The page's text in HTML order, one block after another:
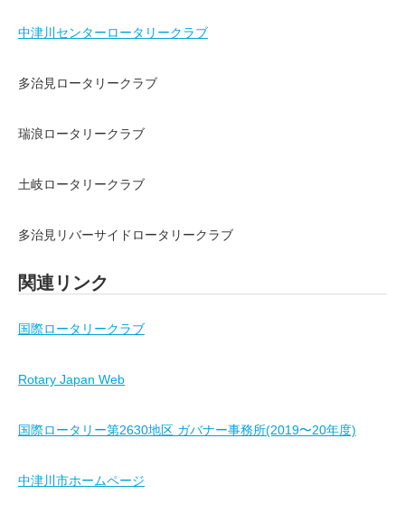
中津川センターロータリークラブ
多治見ロータリークラブ
瑞浪ロータリークラブ
土岐ロータリークラブ
多治見リバーサイドロータリークラブ
関連リンク
国際ロータリークラブ
Rotary Japan Web
国際ロータリー第2630地区 ガバナー事務所(2019〜20年度)
中津川市ホームページ